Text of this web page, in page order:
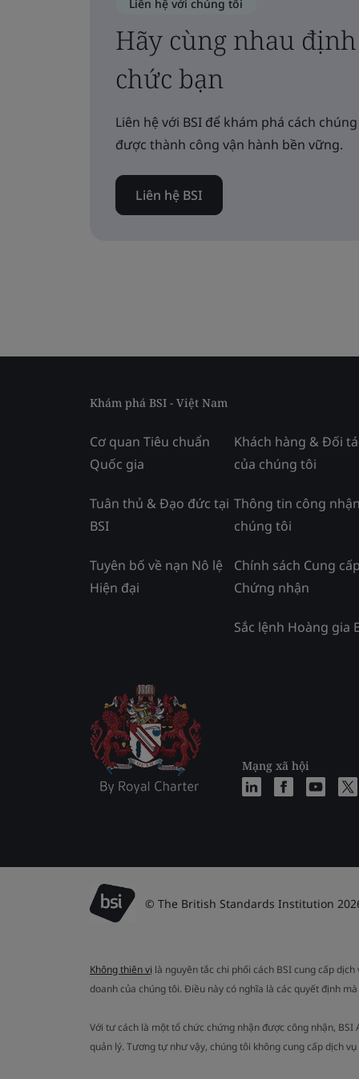
Liên hệ với chúng tôi
Hãy cùng nhau
chức bạn
Liên hệ với BSI để khám phá cách
được thành công vận hành bền vững.
Liên hệ BSI
Khám phá BSI - Việt Nam
Cơ quan Tiêu chuẩn
Quốc gia
Tuân thủ & Đạo đức tại
BSI
Tuyên bố về nạn Nô lệ
Hiện đại
Khách hàng & Đối
của chúng tôi
Thông tin công
chúng tôi
Chính sách Cung cấp
Chứng nhận
Sắc lệnh Hoàng gia
Mạng xã hội
© The British Standards Institution
Không thiên vị là nguyên tắc chi phối cách BSI cung cấp
doanh của chúng tôi. Điều này có nghĩa là các quyết định
Với tư cách là một tổ chức chứng nhận được công nhận,
quản lý. Tương tự như vậy, chúng tôi không cung cấp dịch